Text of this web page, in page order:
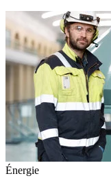
Énergie